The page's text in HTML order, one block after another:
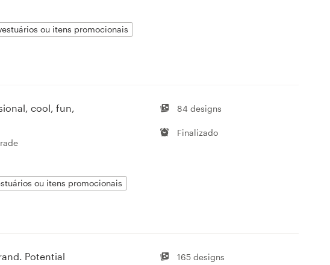
ou itens promocionais
cool, fun,
ou itens promocionais
84 designs
Finalizado
Potential
165 designs